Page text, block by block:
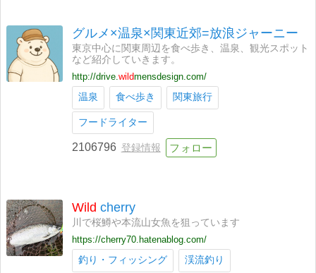
グルメ×温泉×関東近郊=放浪ジャーニー
東京中心に関東周辺を食べ歩き、温泉、観光スポット
など紹介していきます。
http://drive.wildmensdesign.com/
温泉
食べ歩き 関東旅行
フードライター
2106796 登録情報
Wild cherry
川で桜鱒や本流山女魚を狙っています
https://cherry70.hatenablog.com/
釣り・フィッシング
渓流釣り